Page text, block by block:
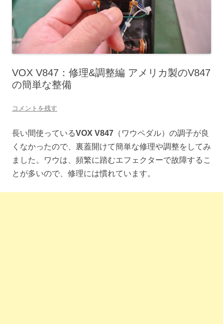
VOX V847：修理&調整編 アメリカ製のV847
の簡単な整備
コメントを残す
長い間使っているVOX V847 （ワウペダル）の調子が良
くなかったので、裏蓋開けて簡単な修理や調整をしてみ
ました。ワウは、頻繁に踏むエフェクターで故障するこ
とが多いので、修理には慣れています。